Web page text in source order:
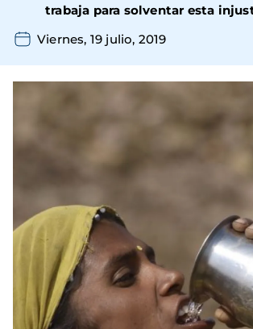
trabaja para solventar esta
Viernes, 19 julio, 2019